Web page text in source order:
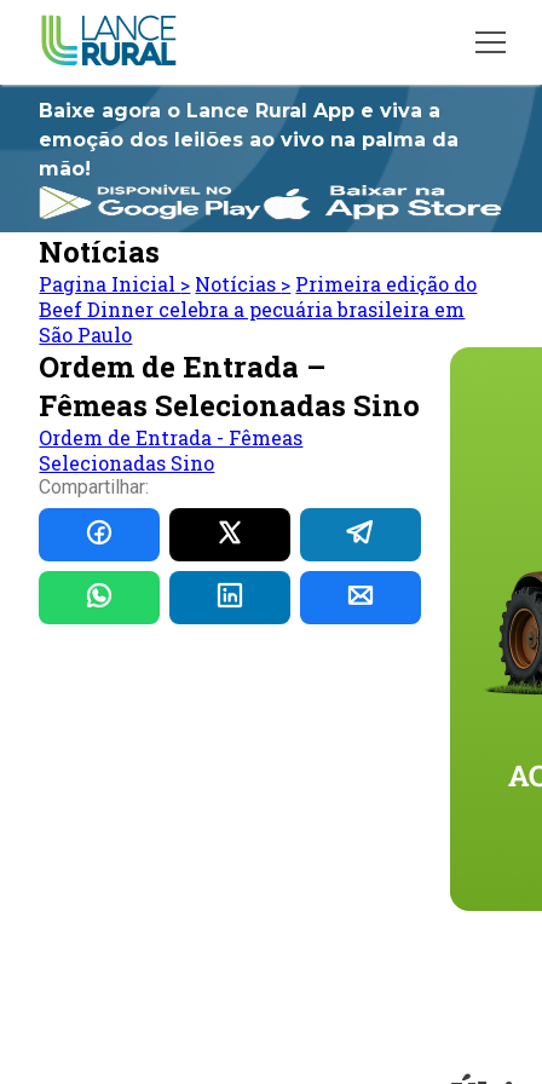
Baixe agora o Lance Rural App e viva a
emoção dos leilões ao vivo na palma da
mão!
Notícias
Pagina Inicial > Notícias > Primeira edição do
Beef Dinner celebra a pecuária brasileira em
São Paulo
Ordem de Entrada –
Fêmeas Selecionadas Sino
Ordem de Entrada - Fêmeas
Selecionadas Sino
Compartilhar: